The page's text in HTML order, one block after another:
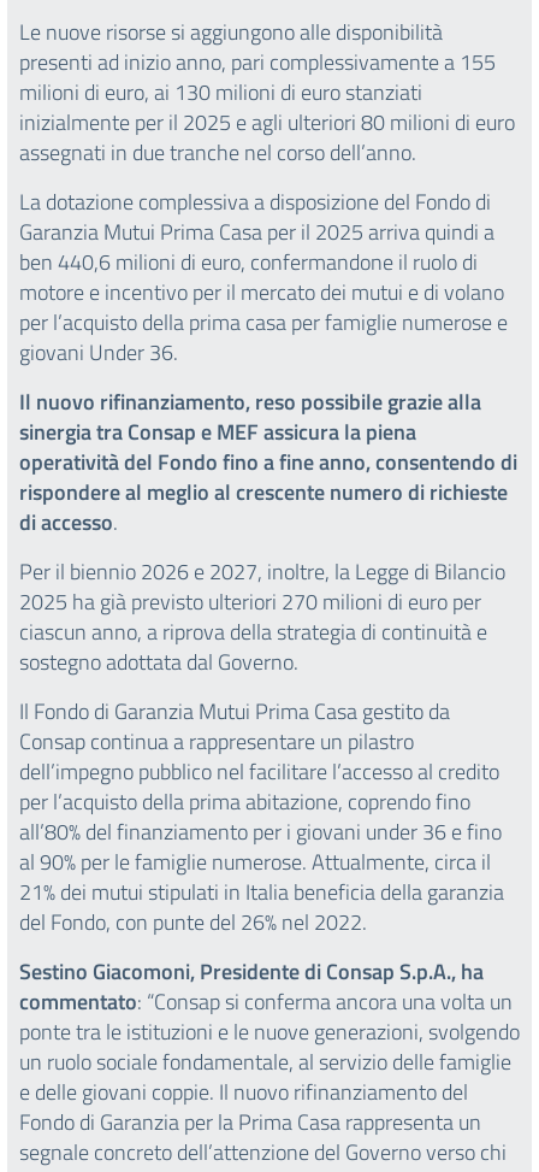
Le nuove risorse si aggiungono alle disponibilità
presenti ad inizio anno, pari complessivamente a 155
milioni di euro, ai 130 milioni di euro stanziati
inizialmente per il 2025 e agli ulteriori 80 milioni di euro
assegnati in due tranche nel corso dell’anno.
La dotazione complessiva a disposizione del Fondo di
Garanzia Mutui Prima Casa per il 2025 arriva quindi a
ben 440,6 milioni di euro, confermandone il ruolo di
motore e incentivo per il mercato dei mutui e di volano
per l’acquisto della prima casa per famiglie numerose e
giovani Under 36.
Il nuovo rifinanziamento, reso possibile grazie alla
sinergia tra Consap e MEF assicura la piena
operatività del Fondo fino a fine anno, consentendo di
rispondere al meglio al crescente numero di richieste
di accesso.
Per il biennio 2026 e 2027, inoltre, la Legge di Bilancio
2025 ha già previsto ulteriori 270 milioni di euro per
ciascun anno, a riprova della strategia di continuità e
sostegno adottata dal Governo.
Il Fondo di Garanzia Mutui Prima Casa gestito da
Consap continua a rappresentare un pilastro
dell’impegno pubblico nel facilitare l’accesso al credito
per l’acquisto della prima abitazione, coprendo fino
all’80% del finanziamento per i giovani under 36 e fino
al 90% per le famiglie numerose. Attualmente, circa il
21% dei mutui stipulati in Italia beneficia della garanzia
del Fondo, con punte del 26% nel 2022.
Sestino Giacomoni, Presidente di Consap S.p.A., ha
commentato: “Consap si conferma ancora una volta un
ponte tra le istituzioni e le nuove generazioni, svolgendo
un ruolo sociale fondamentale, al servizio delle famiglie
e delle giovani coppie. Il nuovo rifinanziamento del
Fondo di Garanzia per la Prima Casa rappresenta un
segnale concreto dell’attenzione del Governo verso chi